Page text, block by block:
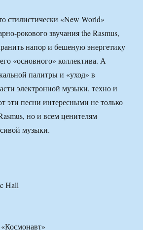
стилистически «New World»
рокового звучания the Rasmus,
напор и бешеную энергетику
«основного» коллектива. А
палитры и «уход» в
электронной музыки, техно и
эти песни интересными не только
но и всем ценителям
музыки.
Hall